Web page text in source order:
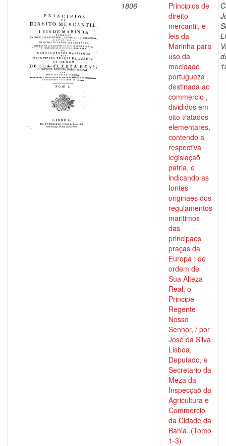
1806
Principios de
direito
mercantil, e
leis da
Marinha para
uso da
mocidade
portugueza ,
destinada ao
commercio ,
divididos em
oito tratados
elementares,
contendo a
respectiva
legislaçaõ
patria, e
indicando as
fontes
originaes dos
regulamentos
maritimos
das
principaes
praças da
Europa : de
ordem de
Sua Alteza
Real, o
Principe
Regente
Nosso
Senhor, / por
José da Silva
Lisboa,
Deputado, e
Secretario da
Meza da
Inspecçaõ da
Agricultura e
Commercio
da Cidade da
Bahia. (Tomo
1-3)